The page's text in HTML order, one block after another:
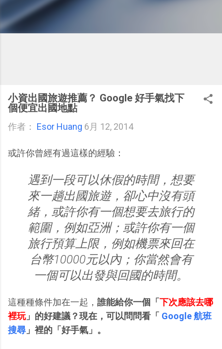
小資出國旅遊推薦？ Google 好手氣找下
個便宜出國地點
作者： Esor Huang 6月 12, 2014
或許你曾經有過這樣的經驗：
遇到一段可以休假的時間，想要
來一趟出國旅遊，卻心中沒有頭
緒，或許你有一個想要去旅行的
範圍，例如亞洲；或許你有一個
旅行預算上限，例如機票來回在
台幣10000元以內；你當然會有
一個可以出發與回國的時間。
這種種條件加在一起， 誰能給你一個「 下次應該去哪
裡玩」的好建議？現在，可以問問看「 Google 航班
搜尋 」裡的「好手氣」。